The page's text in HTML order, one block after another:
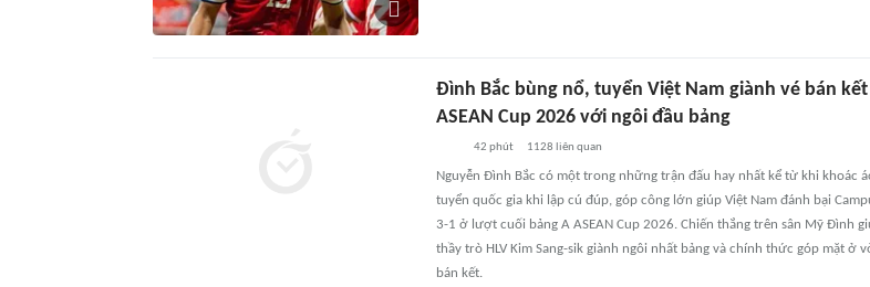
Đình Bắc bùng nổ, tuyển Việt Nam giành vé bán kết
ASEAN Cup 2026 với ngôi đầu bảng
42 phút 1128 liên quan
Nguyễn Đình Bắc có một trong những trận đấu hay nhất kể từ khi khoác
tuyển quốc gia khi lập cú đúp, góp công lớn giúp Việt Nam đánh bại
3-1 ở lượt cuối bảng A ASEAN Cup 2026. Chiến thắng trên sân Mỹ Đình
thầy trò HLV Kim Sang-sik giành ngôi nhất bảng và chính thức góp mặt ở
bán kết.